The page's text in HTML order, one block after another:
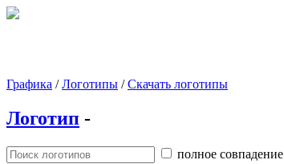
Графика /Логотипы /Скачать логотипы
Логотип -
полное совпадение